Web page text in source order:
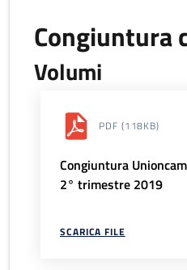
Congiuntura
Volumi
PDF (118KB)
Congiuntura
2° trimestre 2019
SCARICA FILE